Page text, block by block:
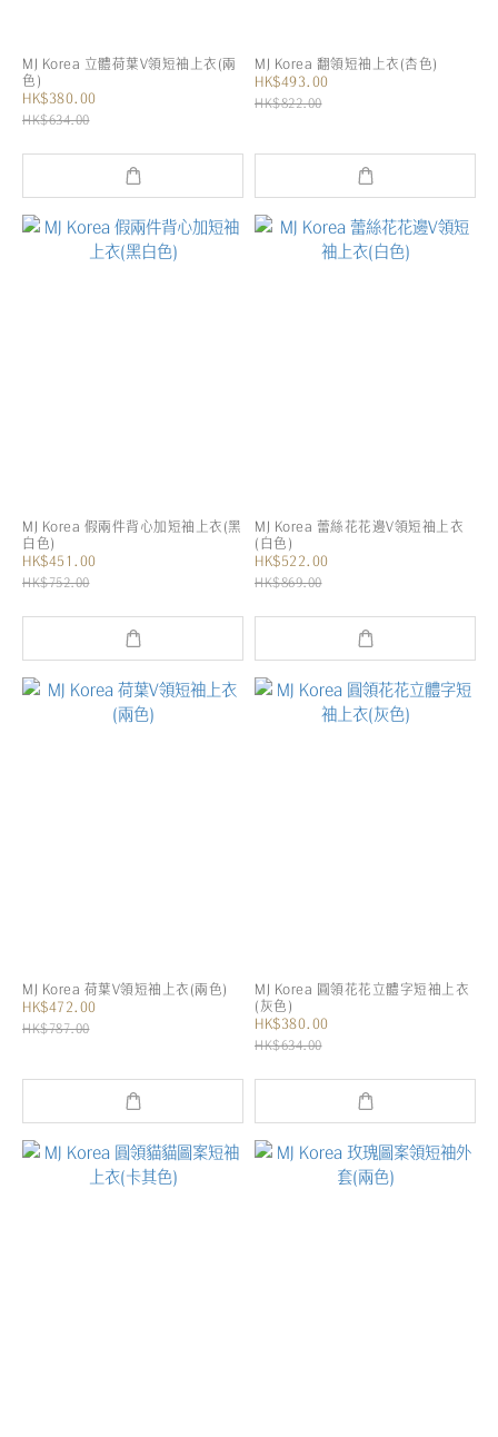
MJ Korea 立體荷葉V領短袖上衣(兩
色)
HK$380.00
HK$634.00
MJ Korea 翻領短袖上衣(杏色)
HK$493.00
HK$822.00
MJ Korea 假兩件背心加短袖上衣(黑
白色)
HK$451.00
HK$752.00
MJ Korea 蕾絲花花邊V領短袖上衣
(白色)
HK$522.00
HK$869.00
MJ Korea 荷葉V領短袖上衣(兩色)
HK$472.00
HK$787.00
MJ Korea 圓領花花立體字短袖上衣
(灰色)
HK$380.00
HK$634.00